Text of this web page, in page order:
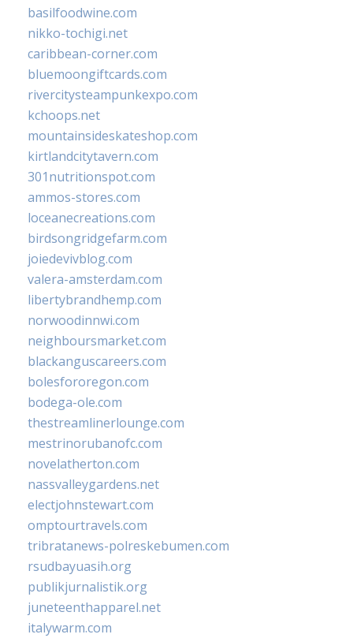
basilfoodwine.com
nikko-tochigi.net
caribbean-corner.com
bluemoongiftcards.com
rivercitysteampunkexpo.com
kchoops.net
mountainsideskateshop.com
kirtlandcitytavern.com
301nutritionspot.com
ammos-stores.com
loceanecreations.com
birdsongridgefarm.com
joiedevivblog.com
valera-amsterdam.com
libertybrandhemp.com
norwoodinnwi.com
neighboursmarket.com
blackanguscareers.com
bolesfororegon.com
bodega-ole.com
thestreamlinerlounge.com
mestrinorubanofc.com
novelatherton.com
nassvalleygardens.net
electjohnstewart.com
omptourtravels.com
tribratanews-polreskebumen.com
rsudbayuasih.org
publikjurnalistik.org
juneteenthapparel.net
italywarm.com